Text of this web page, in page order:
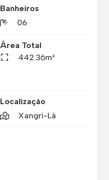
Banheiros
06
Área Total
442.36m²
Localização
Xangri-Lá